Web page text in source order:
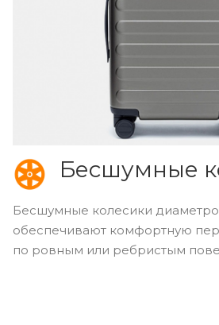
Бесшумные
Бесшумные колесики
обеспечивают комфортную
по ровным или ребристым